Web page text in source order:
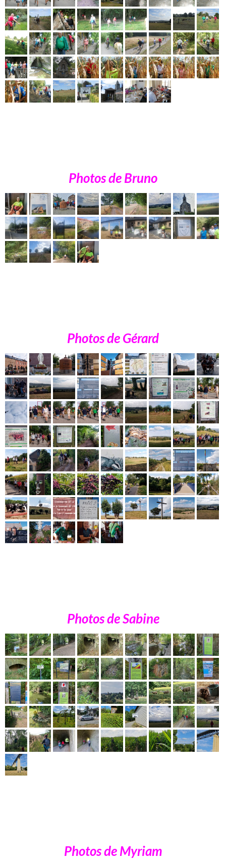
Photos de Bruno
Photos de Gérard
Photos de Sabine
Photos de Myriam